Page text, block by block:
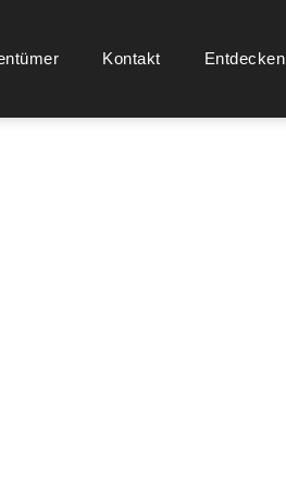
Kontakt Entdecken